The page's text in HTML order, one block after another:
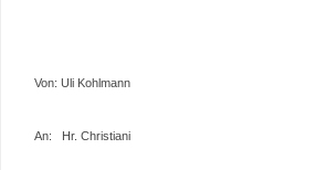
Von: Uli Kohlmann
An: Hr. Christiani